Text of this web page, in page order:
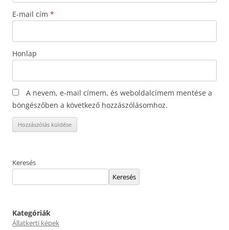
E-mail cím *
Honlap
A nevem, e-mail címem, és weboldalcímem mentése a
böngészőben a következő hozzászólásomhoz.
Keresés
Keresés
Kategóriák
Állatkerti képek